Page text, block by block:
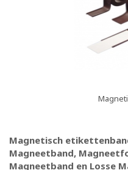
Magnetisch
Magneetband,
Magneetband en Losse